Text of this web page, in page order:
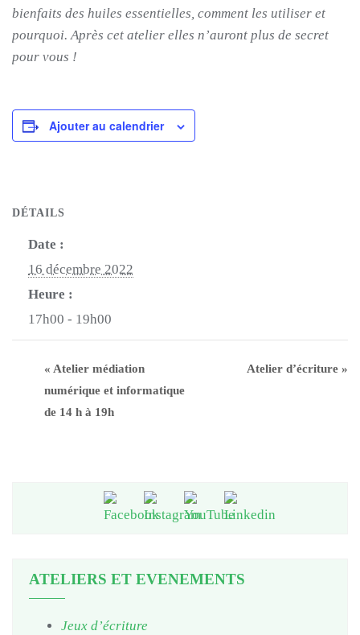
bienfaits des huiles essentielles, comment les utiliser et
pourquoi. Après cet atelier elles n’auront plus de secret
pour vous !
Ajouter au calendrier
DÉTAILS
Date :
16 décembre 2022
Heure :
17h00 - 19h00
« Atelier médiation
numérique et informatique
de 14 h à 19h
Atelier d’écriture »
ATELIERS ET EVENEMENTS
Jeux d’écriture